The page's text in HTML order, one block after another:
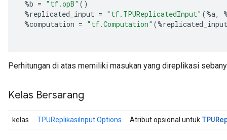
%b = "tf.opB" ()
%replicated_input = "tf.TPUReplicatedInput" (%a,
%computation = "tf.Computation" (%replicated_input
Perhitungan di atas memiliki masukan yang direplikasi
Kelas Bersarang
kelas TPUReplikasiInput.Options Atribut opsional untuk